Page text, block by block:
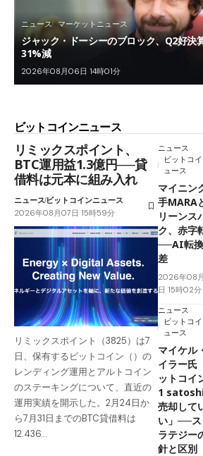
ニュース マーケットニュース
ジャック・ドーシーのブロック、Q2好決
31%減
2026年08月06日 14時01分
ビットコインニュース
リミックスポイント、
BTC運用益1.3億円──貸
借料は元本に組み入れ
ニュースビットコインニュース
2026年08月07日 15時59分
リミックスポイント（3825）は7
日、保有するビットコイン（）の
レンディング運用とアルトコイン
のステーキングについて、直近の
運用実績を開示した。2月24日か
ら7月31日までのBTC貸借料は
12.436…
ニュース
ビットコ
ュース
マイニン
手MARA
リーンス
ク、赤字
──AI転
差
2026年08
日 15時02分
ニュース
ビットコ
ュース
マイケル
イラー氏
ットコイ
1
売却して
い」──ス
ラテジー
針と区別